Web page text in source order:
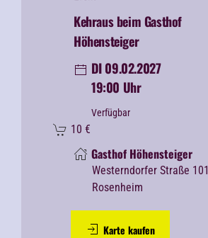
Kehraus beim Gasthof
Höhensteiger
DI 09.02.2027
19:00 Uhr
Verfügbar
10 €
Gasthof Höhensteiger
Westerndorfer Straße 101
Rosenheim
Karte kaufen